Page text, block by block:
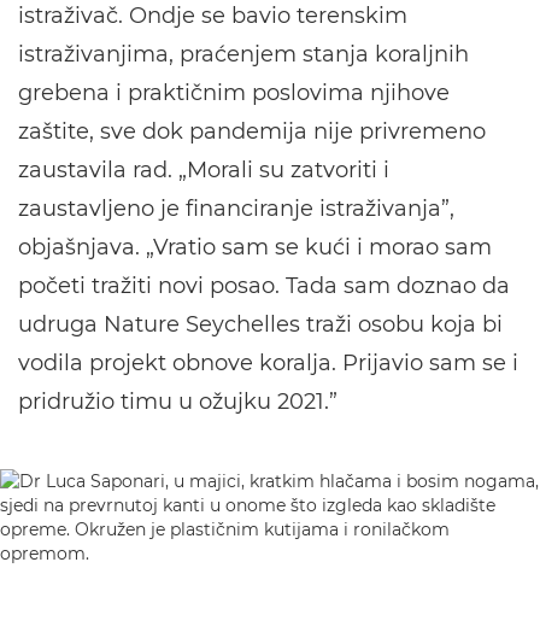
istraživač. Ondje se bavio terenskim
istraživanjima, praćenjem stanja koraljnih
grebena i praktičnim poslovima njihove
zaštite, sve dok pandemija nije privremeno
zaustavila rad. „Morali su zatvoriti i
zaustavljeno je financiranje istraživanja”,
objašnjava. „Vratio sam se kući i morao sam
početi tražiti novi posao. Tada sam doznao da
udruga Nature Seychelles traži osobu koja bi
vodila projekt obnove koralja. Prijavio sam se i
pridružio timu u ožujku 2021.”